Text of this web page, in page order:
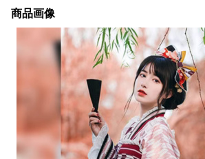
商品画像